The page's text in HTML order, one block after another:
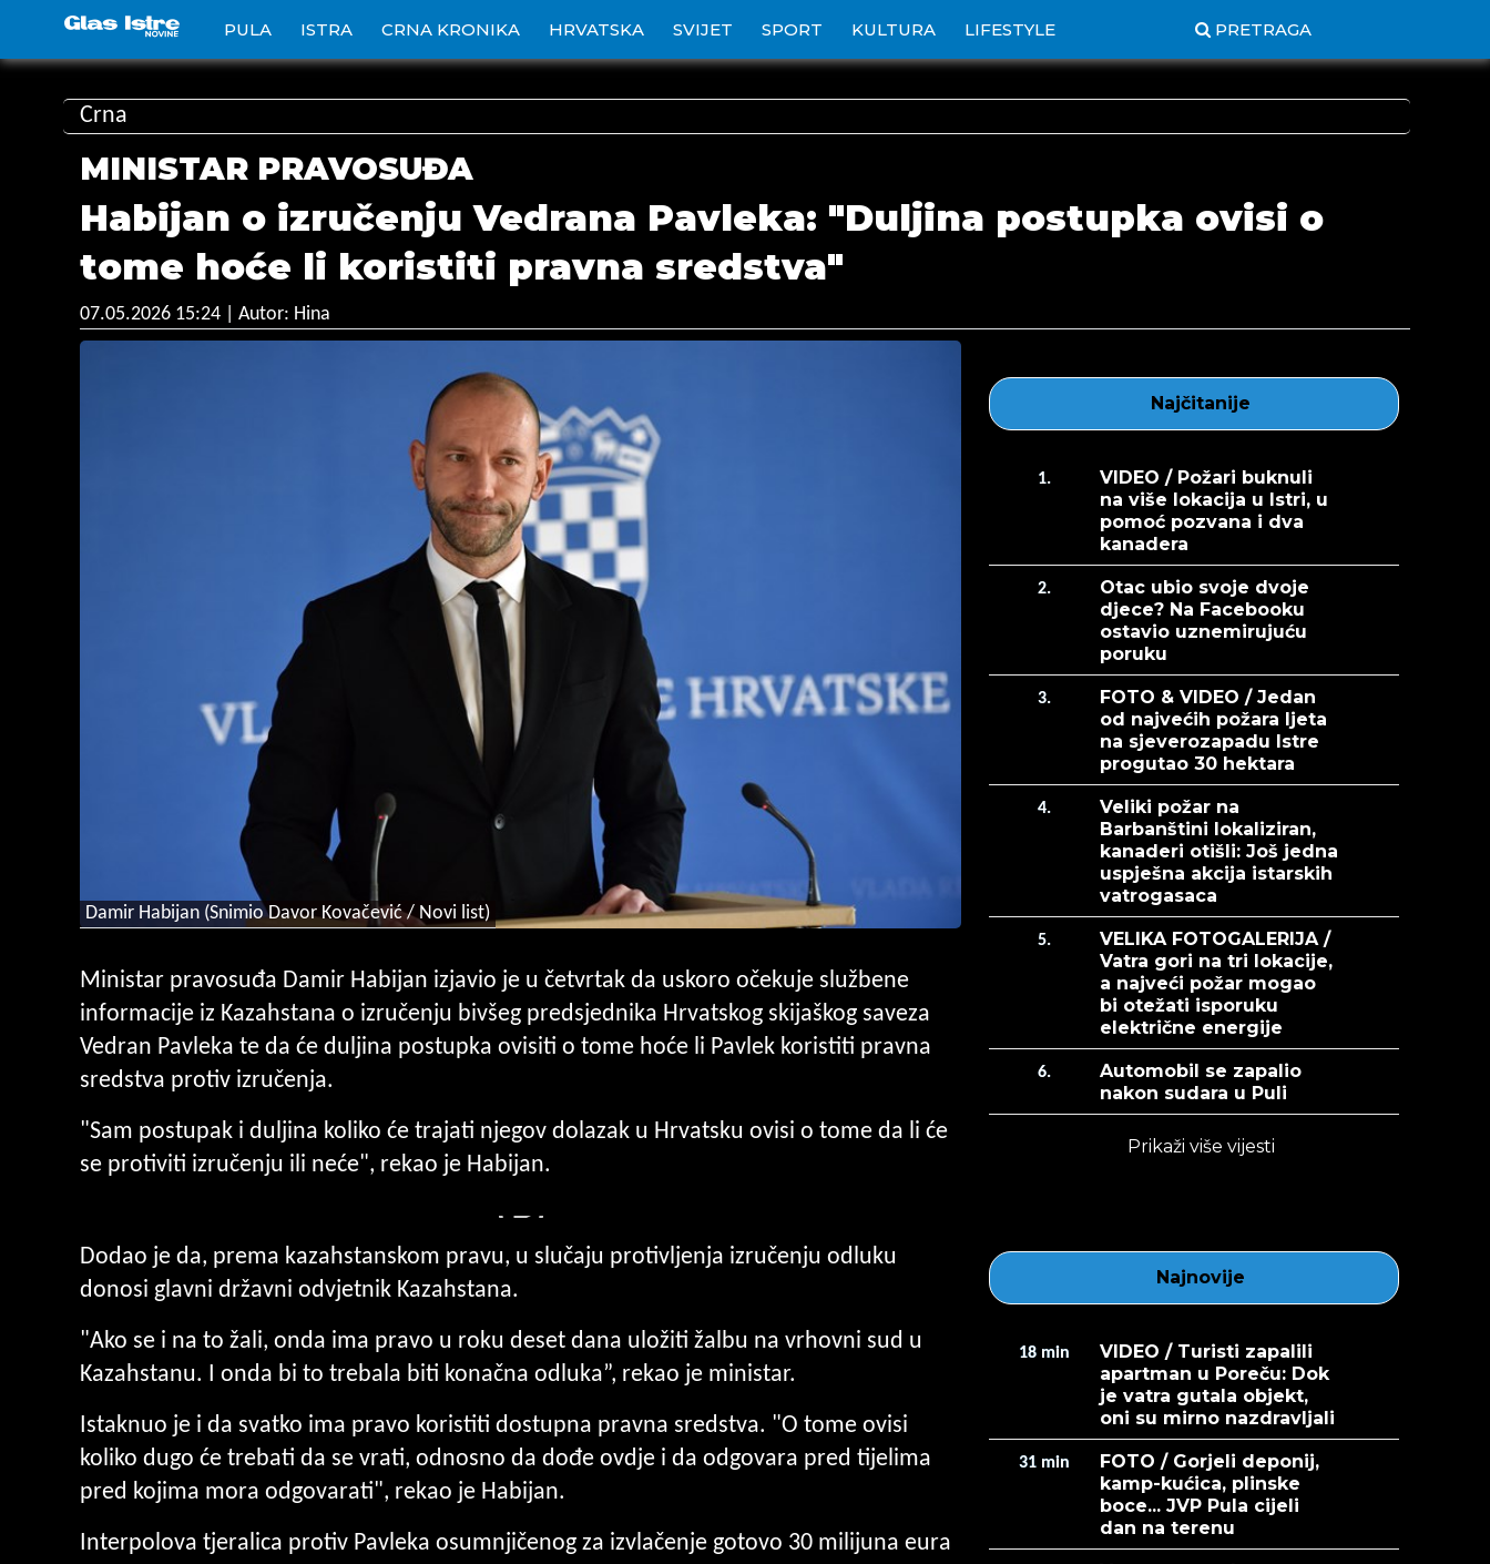
PULA ISTRA CRNA KRONIKA HRVATSKA SVIJET SPORT KULTURA LIFESTYLE PRETRAGA
Crna
MINISTAR PRAVOSUĐA
Habijan o izručenju Vedrana Pavleka: "Duljina postupka ovisi o
tome hoće li koristiti pravna sredstva"
07.05.2026 15:24 | Autor: Hina
Damir Habijan (Snimio Davor Kovačević / Novi list)
Ministar pravosuđa Damir Habijan izjavio je u četvrtak da uskoro očekuje službene
informacije iz Kazahstana o izručenju bivšeg predsjednika Hrvatskog skijaškog saveza
Vedran Pavleka te da će duljina postupka ovisiti o tome hoće li Pavlek koristiti pravna
sredstva protiv izručenja.
"Sam postupak i duljina koliko će trajati njegov dolazak u Hrvatsku ovisi o tome da li će
se protiviti izručenju ili neće", rekao je Habijan.
Dodao je da, prema kazahstanskom pravu, u slučaju protivljenja izručenju odluku
donosi glavni državni odvjetnik Kazahstana.
"Ako se i na to žali, onda ima pravo u roku deset dana uložiti žalbu na vrhovni sud u
Kazahstanu. I onda bi to trebala biti konačna odluka”, rekao je ministar.
Istaknuo je i da svatko ima pravo koristiti dostupna pravna sredstva. "O tome ovisi
koliko dugo će trebati da se vrati, odnosno da dođe ovdje i da odgovara pred tijelima
pred kojima mora odgovarati", rekao je Habijan.
Interpolova tjeralica protiv Pavleka osumnjičenog za izvlačenje gotovo 30 milijuna eura
Najčitanije
1.
VIDEO / Požari buknuli
na više lokacija u Istri, u
pomoć pozvana i dva
kanadera
2.
Otac ubio svoje dvoje
djece? Na Facebooku
ostavio uznemirujuću
poruku
3.
FOTO & VIDEO / Jedan
od najvećih požara ljeta
na sjeverozapadu Istre
progutao 30 hektara
4.
Veliki požar na
Barbanštini lokaliziran,
kanaderi otišli: Još jedna
uspješna akcija istarskih
vatrogasaca
5.
VELIKA FOTOGALERIJA /
Vatra gori na tri lokacije,
a najveći požar mogao
bi otežati isporuku
električne energije
6.
Automobil se zapalio
nakon sudara u Puli
Prikaži više vijesti
Najnovije
18 min
VIDEO / Turisti zapalili
apartman u Poreču: Dok
je vatra gutala objekt,
oni su mirno nazdravljali
31 min
FOTO / Gorjeli deponij,
kamp-kućica, plinske
boce... JVP Pula cijeli
dan na terenu